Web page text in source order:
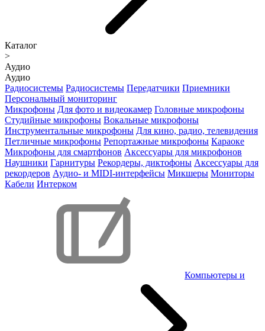
Каталог
>
Аудио
Аудио
Радиосистемы Радиосистемы Передатчики Приемники
Персональный мониторинг
Микрофоны Для фото и видеокамер Головные микрофоны
Студийные микрофоны Вокальные микрофоны
Инструментальные микрофоны Для кино, радио, телевидения
Петличные микрофоны Репортажные микрофоны Караоке
Микрофоны для смартфонов Аксессуары для микрофонов
Наушники Гарнитуры Рекордеры, диктофоны Аксессуары для
рекордеров Аудио- и MIDI-интерфейсы Микшеры Мониторы
Кабели Интерком
Компьютеры и